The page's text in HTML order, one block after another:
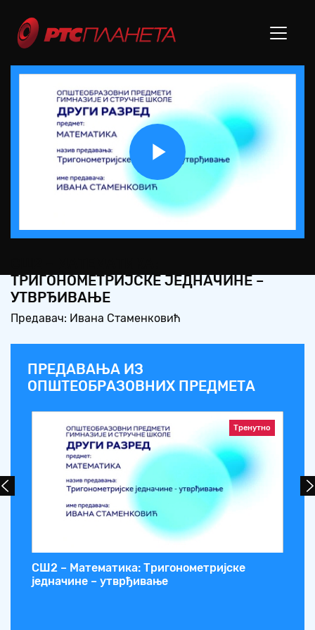
Play
Video
ТРИГОНОМЕТРИЈСКЕ ЈЕДНАЧИНЕ –
УТВРЂИВАЊЕ
Предавач: Ивана Стаменковић
ПРЕДАВАЊА ИЗ
ОПШТЕОБРАЗОВНИХ ПРЕДМЕТА
Тренутно
СШ2 – Математика: Тригонометријске
једначине – утврђивање